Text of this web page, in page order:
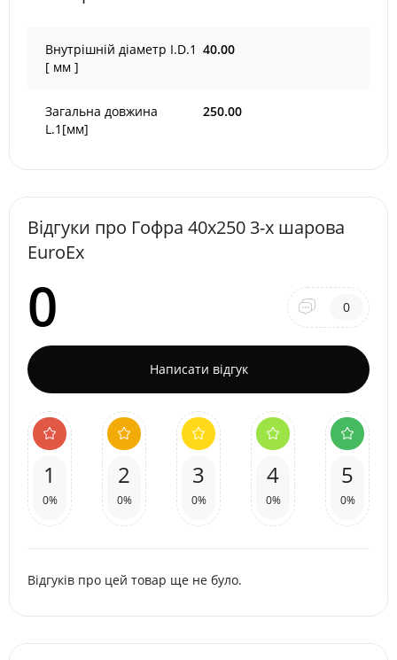
Внутрішній діаметр I.D.1
[ мм ]
40.00
Загальна довжина
L.1[мм]
250.00
Відгуки про Гофра 40х250 3-х шарова
EuroEx
0 0
Написати відгук
1
0%
2
0%
3
0%
4
0%
5
0%
Відгуків про цей товар ще не було.